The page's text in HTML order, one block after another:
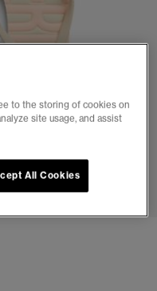
6 7
to the storing of cookies on
site usage, and assist
All Cookies